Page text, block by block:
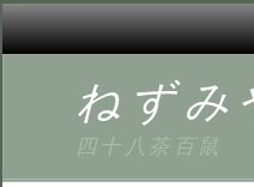
ねず
四十八茶百鼠